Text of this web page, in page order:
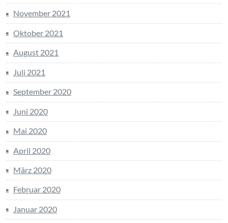
November 2021
Oktober 2021
August 2021
Juli 2021
September 2020
Juni 2020
Mai 2020
April 2020
März 2020
Februar 2020
Januar 2020